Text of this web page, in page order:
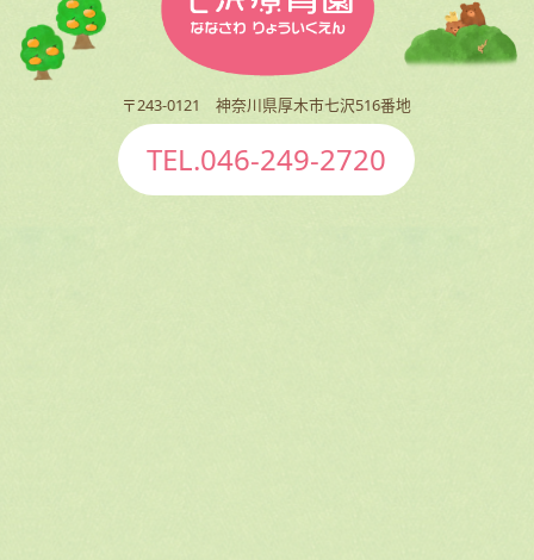
〒243-0121 神奈川県厚木市七沢516番地
TEL.046-249-2720